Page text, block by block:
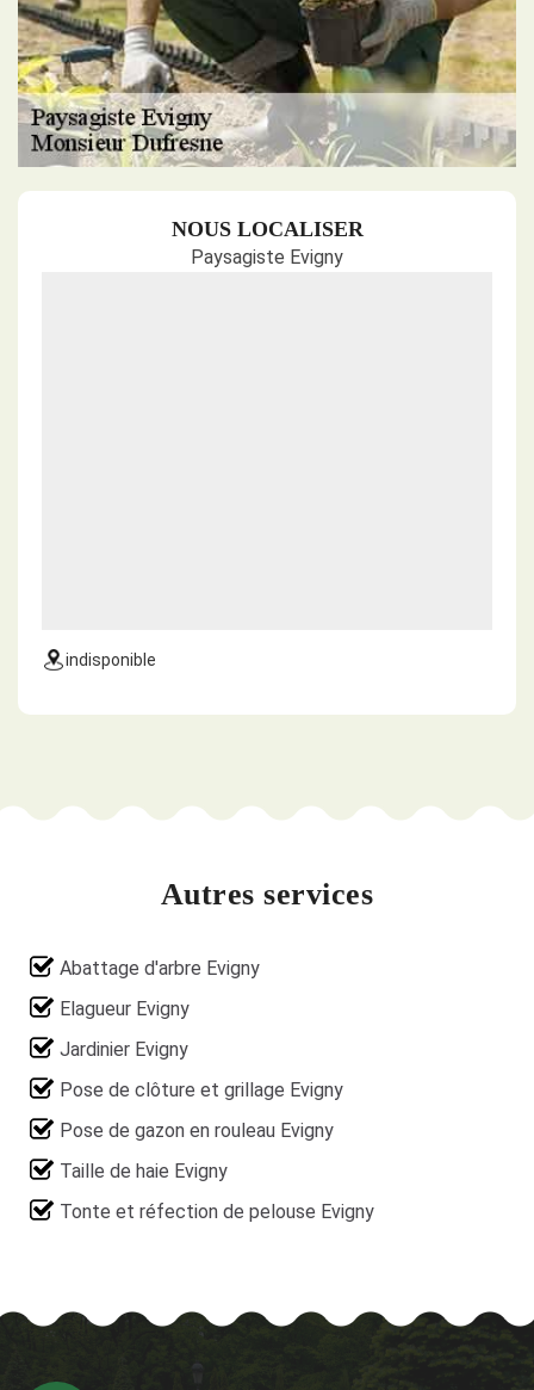
NOUS LOCALISER
Paysagiste Evigny
indisponible
Autres services
Abattage d'arbre Evigny
Elagueur Evigny
Jardinier Evigny
Pose de clôture et grillage Evigny
Pose de gazon en rouleau Evigny
Taille de haie Evigny
Tonte et réfection de pelouse Evigny